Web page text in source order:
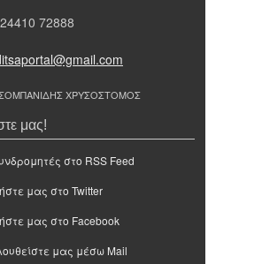
72888
ΧΡΥΣΟΣΤΟΜΟΣ
μας!
στο RSS Feed
μας στο Twitter
μας στο Facebook
μας μέσω Mail